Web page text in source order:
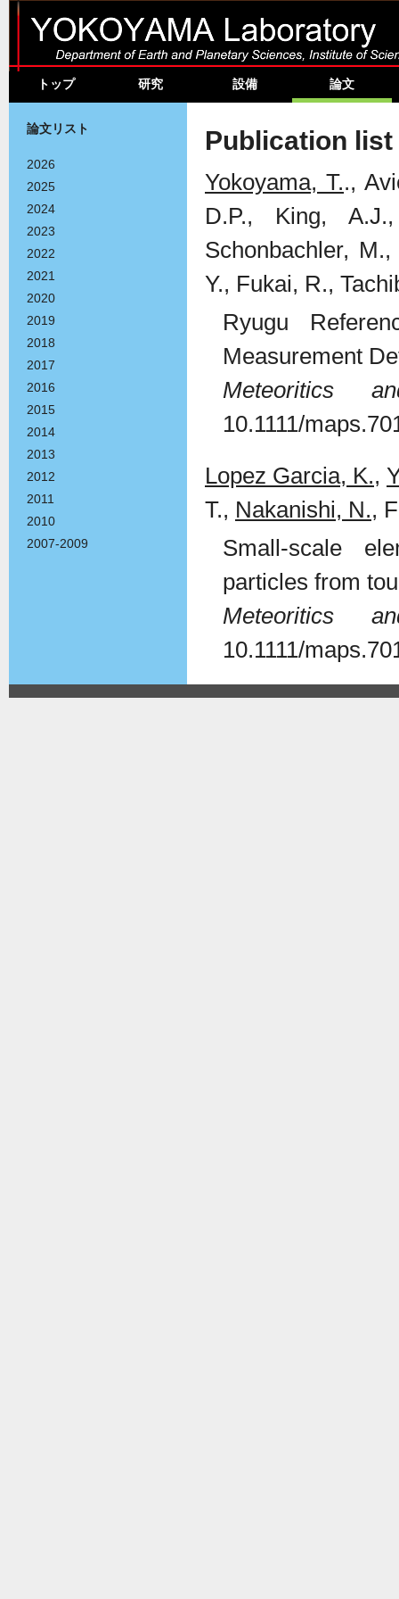
トップ 研究 設備 論文
論文リスト
2026
2025
2024
2023
2022
2021
2020
2019
2018
2017
2016
2015
2014
2013
2012
2011
2010
2007-2009
Publication list
Yokoyama, T..,
D.P., King,
Schonbachler,
Y., Fukai, R.,
Ryugu
Measurement
Meteoritics
10.1111/
Lopez Garcia, K.,
T., Nakanishi, N.,
Small-scale
particles from
Meteoritics
10.1111/